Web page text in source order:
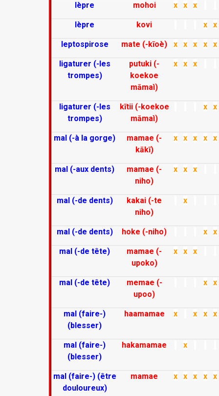
lèpre mohoi x x x
lèpre kovi x x
leptospirose mate (-kīoè) x x x x x
ligaturer (-les
trompes)
putuki (-
koekoe
māmaì)
x x x
ligaturer (-les
trompes)
kītii (-koekoe
māmaì)
x x
mal (-à la gorge)
mamae (-
kākī)
x x x x x
mal (-aux dents)
mamae (-
niho)
x x x
mal (-de dents)
kakai (-te
niho)
x
mal (-de dents) hoke (-niho) x x
mal (-de tête)
mamae (-
upoko)
x x x
mal (-de tête)
memae (-
upoo)
x x
mal (faire-)
(blesser)
haamamae x x x x
mal (faire-)
(blesser)
hakamamae x
mal (faire-) (être
douloureux)
mamae x x x x x